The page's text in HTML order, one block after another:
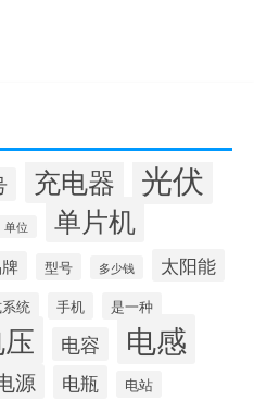
充电器 光伏
单位 单片机
型号 多少钱 太阳能
统 手机 是一种
电容 电感
源 电瓶 电站